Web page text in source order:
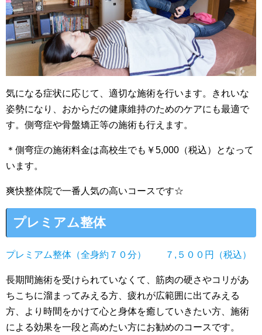
気になる症状に応じて、適切な施術を行います。きれいな
姿勢になり、おからだの健康維持のためのケアにも最適で
す。側弯症や骨盤矯正等の施術も行えます。
＊側弯症の施術料金は高校生でも￥5,000（税込）となって
います。
爽快整体院で一番人気の高いコースです☆
プレミアム整体
プレミアム整体（全身約７０分） ７,５００円（税込）
長期間施術を受けられていなくて、筋肉の硬さやコリがあ
ちこちに溜まってみえる方、疲れが広範囲に出てみえる
方、より時間をかけて心と身体を癒していきたい方、施術
による効果を一段と高めたい方にお勧めのコースです。